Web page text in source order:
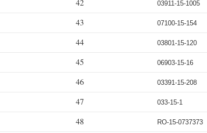
42
03911-15-1005
43
07100-15-154
44
03801-15-120
45
06903-15-16
46
03391-15-208
47
033-15-1
48
RO-15-0737373